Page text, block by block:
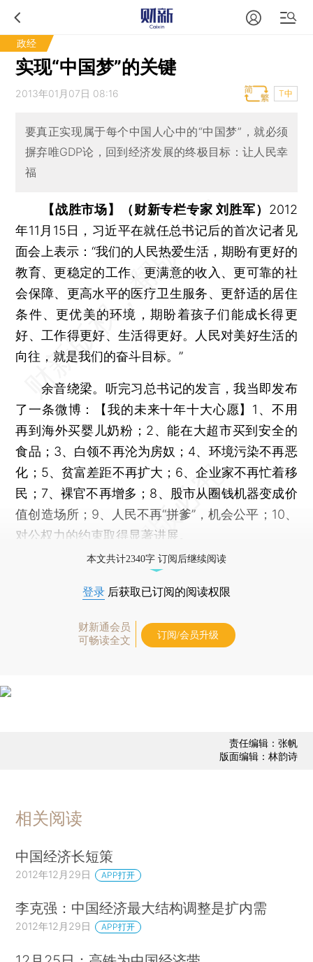
政经
实现“中国梦”的关键
2013年01月07日 08:16 T中
要真正实现属于每个中国人心中的“中国梦”，就必须
摒弃唯GDP论，回到经济发展的终极目标：让人民幸
福
【战胜市场】（财新专栏专家 刘胜军） 2012
年11月15日，习近平在就任总书记后的首次记者见
面会上表示：“我们的人民热爱生活，期盼有更好的
教育、更稳定的工作、更满意的收入、更可靠的社
会保障、更高水平的医疗卫生服务、更舒适的居住
条件、更优美的环境，期盼着孩子们能成长得更
好、工作得更好、生活得更好。人民对美好生活的
向往，就是我们的奋斗目标。”
余音绕梁。听完习总书记的发言，我当即发布
了一条微博：【我的未来十年十大心愿】1、不用
再到海外买婴儿奶粉；2、能在大超市买到安全的
食品；3、白领不再沦为房奴；4、环境污染不再恶
化；5、贫富差距不再扩大；6、企业家不再忙着移
民；7、裸官不再增多；8、股市从圈钱机器变成价
值创造场所；9、人民不再“拼爹”，机会公平；10、
对公权力的约束取得显著进展。
本文共计2340字 订阅后继续阅读
登录 后获取已订阅的阅读权限
财新通会员
可畅读全文
订阅/会员升级
责任编辑：张帆
版面编辑：林韵诗
相关阅读
中国经济长短策
2012年12月29日 APP打开
李克强：中国经济最大结构调整是扩内需
2012年12月29日 APP打开